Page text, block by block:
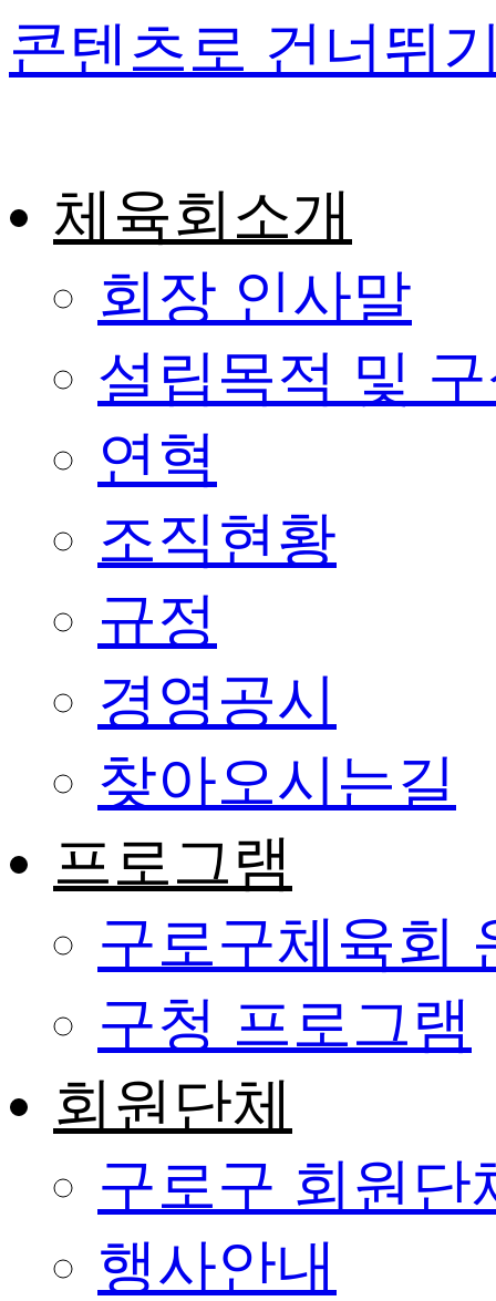
콘텐츠로 건너뛰
체육회소개
회장 인사말
설립목적 및
연혁
조직현황
규정
경영공시
찾아오시는길
프로그램
구로구체육회
구청 프로그램
회원단체
구로구 회원단
행사안내